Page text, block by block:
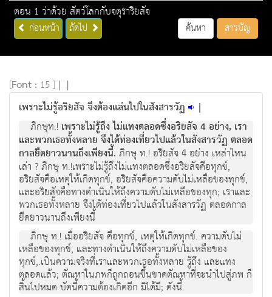
ตอน 1 ว่าด้วย สัตว์โลกกับจตุราริยสัจ
ก่อนหน้า ถัดไป ค้นหา สารบัญ
[Font : 15 ] | |
เพราะไม่รู้อริยสัจ จึงต้องแล่นไปในสังสารวัฏ |
ภิกษุท.! เพราะไม่รู้ถึง ไม่แทงตลอดซึ่งอริยสัจ 4 อย่าง, เรา
และพวกเธอทั้งหลาย จึงได้ท่องเที่ยวไปแล้วในสังสารวัฏ ตลอด
กาลยืดยาวนานถึงเพียงนี้. ภิกษุ ท.! อริยสัจ 4 อย่าง เหล่าไหน
เล่า ? ภิกษุ ท.!เพราะไม่รู้ถึงไม่แทงตลอดซึ่งอริยสัจคือทุกข์,
อริยสัจคือเหตุให้เกิดทุกข์, อริยสัจคือความดับไม่เหลือของทุกข์,
และอริยสัจคือทางดำเนินให้ถึงความดับไม่เหลือของทุก; เราและ
พวกเธอทั้งหลาย จึงได้ท่องเที่ยวไปแล้วในสังสารวัฏ ตลอดกาล
ยืดยาวนานถึงเพียงนี้
ภิกษุ ท.! เมื่ออริยสัจ คือทุกข์, เหตุให้เกิดทุกข์. ความดับไม่
เหลือของทุกข์, และทางดำเนินให้ถึงความดับไม่เหลือของ
ทุกข์,.เป็นความจริงที่เราและพวกเธอทั้งหลาย รู้ถึง และแทง
ตลอดแล้ว; ตัณหาในภพก็ถูกถอนขึ้นขาดตัณหาที่จะนำไปสู่ภพ ก็
สิ้นไปหมด บัดนี้ความต้องเกิดอีก มิได้มี; ดังนี้.